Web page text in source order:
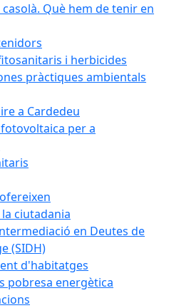
Què hem de tenir en
i herbicides
pràctiques ambientals
a Cardedeu
per a
ciutadania
en Deutes de
(SIDH)
d'habitatges
pobresa energètica